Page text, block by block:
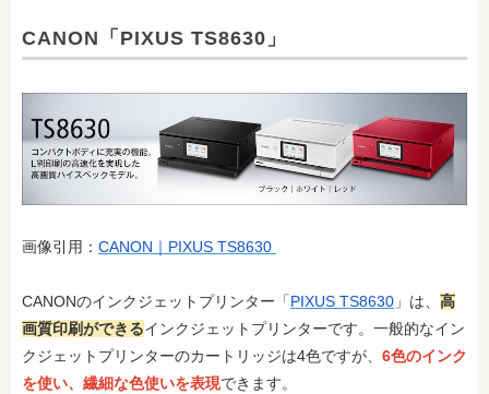
CANON「PIXUS TS8630」
画像引用： CANON｜PIXUS TS8630
CANONのインクジェットプリンター「PIXUS TS8630 」は、 高
画質印刷ができるインクジェットプリンターです。一般的なイン
クジェットプリンターのカートリッジは4色ですが、 6色のインク
を使い、繊細な色使いを表現できます。